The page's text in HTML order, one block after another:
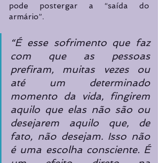
pode postergar a “saída do
armário”.
“É esse sofrimento que faz
com que as pessoas
prefiram, muitas vezes ou
até um determinado
momento da vida, fingirem
aquilo que elas não são ou
desejarem aquilo que, de
fato, não desejam. Isso não
é uma escolha consciente. É